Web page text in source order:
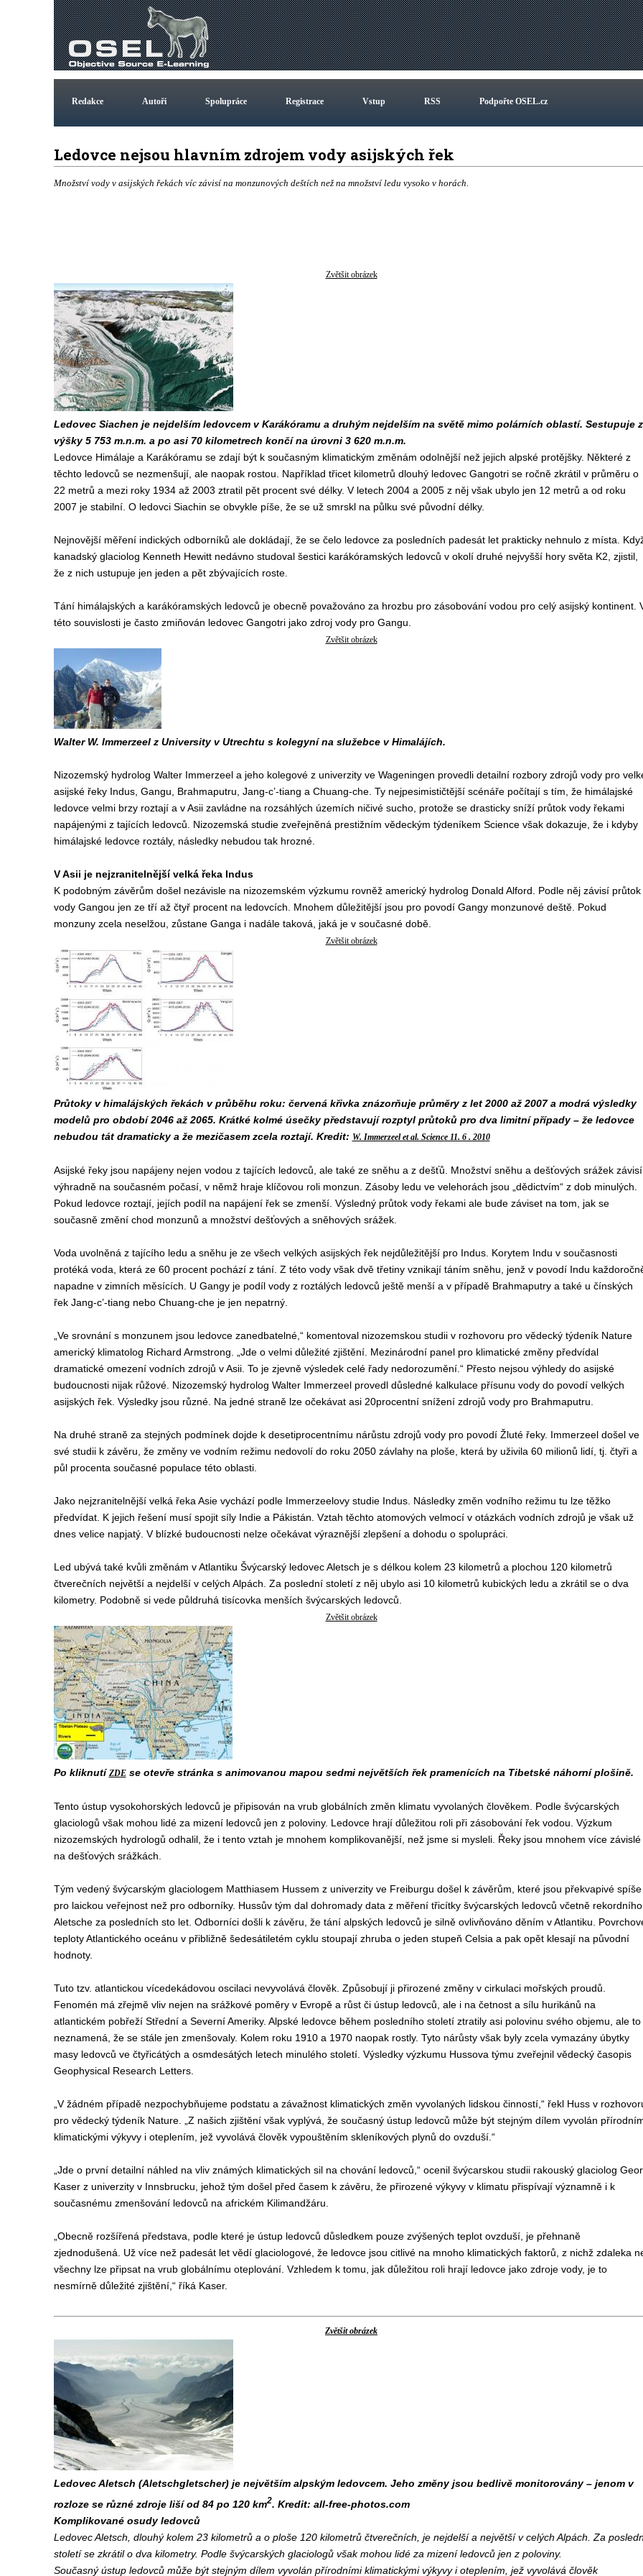
Redakce Autoři Spolupráce Registrace Vstup RSS Podpořte OSEL.cz
Ledovce nejsou hlavním zdrojem vody asijských řek
Množství vody v asijských řekách víc závisí na monzunových deštích než na množství ledu vysoko v horách.
Zvětšit obrázek
Ledovec Siachen je nejdelším ledovcem v Karákóramu a druhým nejdelším na světě mimo polárních oblastí. Sestupuje z
výšky 5 753 m.n.m. a po asi 70 kilometrech končí na úrovni 3 620 m.n.m.
Ledovce Himálaje a Karákóramu se zdají být k současným klimatickým změnám odolnější než jejich alpské protějšky. Některé z
těchto ledovců se nezmenšují, ale naopak rostou. Například třicet kilometrů dlouhý ledovec Gangotri se ročně zkrátil v průměru o
22 metrů a mezi roky 1934 až 2003 ztratil pět procent své délky. V letech 2004 a 2005 z něj však ubylo jen 12 metrů a od roku
2007 je stabilní. O ledovci Siachin se obvykle píše, že se už smrskl na půlku své původní délky.
Nejnovější měření indických odborníků ale dokládají, že se čelo ledovce za posledních padesát let prakticky nehnulo z místa.
kanadský glaciolog Kenneth Hewitt nedávno studoval šestici karákóramských ledovců v okolí druhé nejvyšší hory světa K2, zjistil,
že z nich ustupuje jen jeden a pět zbývajících roste.
Tání himálajských a karákóramských ledovců je obecně považováno za hrozbu pro zásobování vodou pro celý asijský kontinent.
této souvislosti je často zmiňován ledovec Gangotri jako zdroj vody pro Gangu.
Zvětšit obrázek
Walter W. Immerzeel z University v Utrechtu s kolegyní na služebce v Himalájích.
Nizozemský hydrolog Walter Immerzeel a jeho kolegové z univerzity ve Wageningen provedli detailní rozbory zdrojů vody pro
asijské řeky Indus, Gangu, Brahmaputru, Jang-c’-tiang a Chuang-che. Ty nejpesimističtější scénáře počítají s tím, že himálajské
ledovce velmi brzy roztají a v Asii zavládne na rozsáhlých územích ničivé sucho, protože se drasticky sníží průtok vody řekami
napájenými z tajících ledovců. Nizozemská studie zveřejněná prestižním vědeckým týdeníkem Science však dokazuje, že i kdyby
himálajské ledovce roztály, následky nebudou tak hrozné.
V Asii je nejzranitelnější velká řeka Indus
K podobným závěrům došel nezávisle na nizozemském výzkumu rovněž americký hydrolog Donald Alford. Podle něj závisí průtok
vody Gangou jen ze tří až čtyř procent na ledovcích. Mnohem důležitější jsou pro povodí Gangy monzunové deště. Pokud
monzuny zcela neselžou, zůstane Ganga i nadále taková, jaká je v současné době.
Zvětšit obrázek
Průtoky v himalájských řekách v průběhu roku: červená křivka znázorňuje průměry z let 2000 až 2007 a modrá výsledky
modelů pro období 2046 až 2065. Krátké kolmé úsečky představují rozptyl průtoků pro dva limitní případy – že ledovce
nebudou tát dramaticky a že mezičasem zcela roztají. Kredit: W. Immerzeel et al. Science 11. 6 . 2010
Asijské řeky jsou napájeny nejen vodou z tajících ledovců, ale také ze sněhu a z dešťů. Množství sněhu a dešťových srážek závisí
výhradně na současném počasí, v němž hraje klíčovou roli monzun. Zásoby ledu ve velehorách jsou „dědictvím“ z dob minulých.
Pokud ledovce roztají, jejích podíl na napájení řek se zmenší. Výsledný průtok vody řekami ale bude záviset na tom, jak se
současně změní chod monzunů a množství dešťových a sněhových srážek.
Voda uvolněná z tajícího ledu a sněhu je ze všech velkých asijských řek nejdůležitější pro Indus. Korytem Indu v současnosti
protéká voda, která ze 60 procent pochází z tání. Z této vody však dvě třetiny vznikají táním sněhu, jenž v povodí Indu
napadne v zimních měsících. U Gangy je podíl vody z roztálých ledovců ještě menší a v případě Brahmaputry a také u čínských
řek Jang-c’-tiang nebo Chuang-che je jen nepatrný.
„Ve srovnání s monzunem jsou ledovce zanedbatelné,“ komentoval nizozemskou studii v rozhovoru pro vědecký týdeník Nature
americký klimatolog Richard Armstrong. „Jde o velmi důležité zjištění. Mezinárodní panel pro klimatické změny předvídal
dramatické omezení vodních zdrojů v Asii. To je zjevně výsledek celé řady nedorozumění.“ Přesto nejsou výhledy do asijské
budoucnosti nijak růžové. Nizozemský hydrolog Walter Immerzeel provedl důsledné kalkulace přísunu vody do povodí velkých
asijských řek. Výsledky jsou různé. Na jedné straně lze očekávat asi 20procentní snížení zdrojů vody pro Brahmaputru.
Na druhé straně za stejných podmínek dojde k desetiprocentnímu nárůstu zdrojů vody pro povodí Žluté řeky. Immerzeel došel ve
své studii k závěru, že změny ve vodním režimu nedovolí do roku 2050 závlahy na ploše, která by uživila 60 milionů lidí, tj. čtyři a
půl procenta současné populace této oblasti.
Jako nejzranitelnější velká řeka Asie vychází podle Immerzeelovy studie Indus. Následky změn vodního režimu tu lze těžko
předvídat. K jejich řešení musí spojit síly Indie a Pákistán. Vztah těchto atomových velmocí v otázkách vodních zdrojů je však už
dnes velice napjatý. V blízké budoucnosti nelze očekávat výraznější zlepšení a dohodu o spolupráci.
Led ubývá také kvůli změnám v Atlantiku Švýcarský ledovec Aletsch je s délkou kolem 23 kilometrů a plochou 120 kilometrů
čtverečních největší a nejdelší v celých Alpách. Za poslední století z něj ubylo asi 10 kilometrů kubických ledu a zkrátil se o dva
kilometry. Podobně si vede půldruhá tisícovka menších švýcarských ledovců.
Zvětšit obrázek
Po kliknutíZDEse otevře stránka s animovanou mapou sedmi největších řek pramenících na Tibetské náhorní plošině.
Tento ústup vysokohorských ledovců je připisován na vrub globálních změn klimatu vyvolaných člověkem. Podle švýcarských
glaciologů však mohou lidé za mizení ledovců jen z poloviny. Ledovce hrají důležitou roli při zásobování řek vodou. Výzkum
nizozemských hydrologů odhalil, že i tento vztah je mnohem komplikovanější, než jsme si mysleli. Řeky jsou mnohem více závislé
na dešťových srážkách.
Tým vedený švýcarským glaciologem Matthiasem Hussem z univerzity ve Freiburgu došel k závěrům, které jsou překvapivé spíše
pro laickou veřejnost než pro odborníky. Hussův tým dal dohromady data z měření třicítky švýcarských ledovců včetně rekordního
Aletsche za posledních sto let. Odborníci došli k závěru, že tání alpských ledovců je silně ovlivňováno děním v Atlantiku.
teploty Atlantického oceánu v přibližně šedesátiletém cyklu stoupají zhruba o jeden stupeň Celsia a pak opět klesají na původní
hodnoty.
Tuto tzv. atlantickou vícedekádovou oscilaci nevyvolává člověk. Způsobují ji přirozené změny v cirkulaci mořských proudů.
Fenomén má zřejmě vliv nejen na srážkové poměry v Evropě a růst či ústup ledovců, ale i na četnost a sílu hurikánů na
atlantickém pobřeží Střední a Severní Ameriky. Alpské ledovce během posledního století ztratily asi polovinu svého objemu, ale to
neznamená, že se stále jen zmenšovaly. Kolem roku 1910 a 1970 naopak rostly. Tyto nárůsty však byly zcela vymazány úbytky
masy ledovců ve čtyřicátých a osmdesátých letech minulého století. Výsledky výzkumu Hussova týmu zveřejnil vědecký časopis
Geophysical Research Letters.
„V žádném případě nezpochybňujeme podstatu a závažnost klimatických změn vyvolaných lidskou činností,“ řekl Huss v
pro vědecký týdeník Nature. „Z našich zjištění však vyplývá, že současný ústup ledovců může být stejným dílem vyvolán
klimatickými výkyvy i oteplením, jež vyvolává člověk vypouštěním skleníkových plynů do ovzduší.“
„Jde o první detailní náhled na vliv známých klimatických sil na chování ledovců,“ ocenil švýcarskou studii rakouský glaciolog
Kaser z univerzity v Innsbrucku, jehož tým došel před časem k závěru, že přirozené výkyvy v klimatu přispívají významně i k
současnému zmenšování ledovců na africkém Kilimandžáru.
„Obecně rozšířená představa, podle které je ústup ledovců důsledkem pouze zvýšených teplot ovzduší, je přehnaně
zjednodušená. Už více než padesát let vědí glaciologové, že ledovce jsou citlivé na mnoho klimatických faktorů, z nichž zdaleka
všechny lze připsat na vrub globálnímu oteplování. Vzhledem k tomu, jak důležitou roli hrají ledovce jako zdroje vody, je to
nesmírně důležité zjištění,“ říká Kaser.
Zvětšit obrázek
Ledovec Aletsch (Aletschgletscher) je největším alpským ledovcem. Jeho změny jsou bedlivě monitorovány – jenom v
rozloze se různé zdroje liší od 84 po 120 km2. Kredit: all-free-photos.com
Komplikované osudy ledovců
Ledovec Aletsch, dlouhý kolem 23 kilometrů a o ploše 120 kilometrů čtverečních, je nejdelší a největší v celých Alpách. Za
století se zkrátil o dva kilometry. Podle švýcarských glaciologů však mohou lidé za mizení ledovců jen z poloviny.
Současný ústup ledovců může být stejným dílem vyvolán přírodními klimatickými výkyvy i oteplením, jež vyvolává člověk